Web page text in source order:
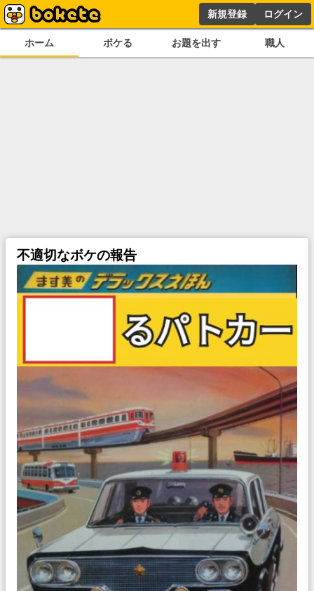
新規登録 ログイン
ホーム ボケる お題を出す 職人
不適切なボケの報告